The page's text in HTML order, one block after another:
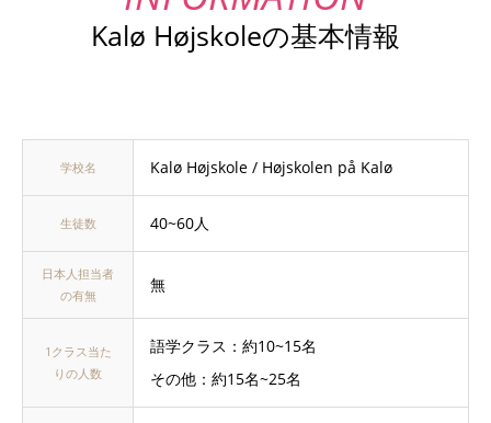
Kalø Højskoleの基本情報
学校名 Kalø Højskole / Højskolen på Kalø
生徒数 40~60人
日本人担当者
の有無
無
1クラス当た
りの人数
語学クラス：約10~15名
その他：約15名~25名